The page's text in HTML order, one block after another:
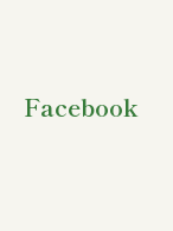
Facebook